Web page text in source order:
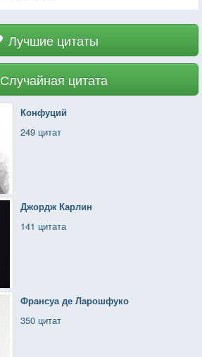
Лучшие цитаты
Случайная цитата
Конфуций
249 цитат
Джордж Карлин
141 цитата
Франсуа де Ларошфуко
350 цитат